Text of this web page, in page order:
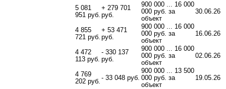
5 081
951 руб.
+ 279 701
руб.
900 000 ... 16 000
000 руб. за
объект
30.06.26
4 855
721 руб.
+ 53 471
руб.
900 000 ... 16 000
000 руб. за
объект
16.06.26
4 472
113 руб.
- 330 137
руб.
900 000 ... 16 000
000 руб. за
объект
02.06.26
4 769
202 руб. - 33 048 руб.
900 000 ... 13 500
000 руб. за
объект
19.05.26